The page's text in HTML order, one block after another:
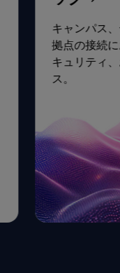
キャンパス
拠点の接続
キュリティ
ス。